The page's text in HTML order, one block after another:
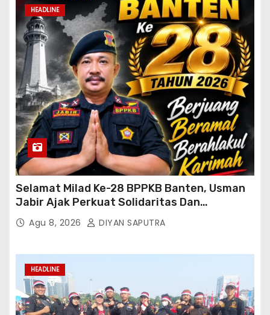
HEADLINE
Selamat Milad Ke-28 BPPKB Banten, Usman
Jabir Ajak Perkuat Solidaritas Dan
Kebersamaan
Agu 8, 2026 DIYAN SAPUTRA
HEADLINE